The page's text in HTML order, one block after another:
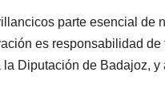
parte esencial
es responsabilidad
Diputación de Badajoz,